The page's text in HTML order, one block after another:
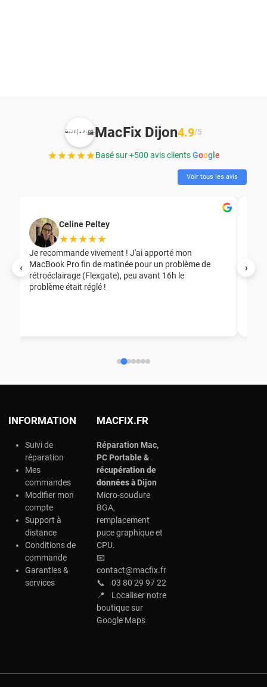
‹ ›
MacFix Dijon4.9/5
★★★★★Basé sur +500 avis clientsGoog e
Voir tous les avis
Celine Peltey
★★★★★
Je recommande vivement ! J'ai apporté mon
MacBook Pro fin de matinée pour un problème de
rétroéclairage (Flexgate), peu avant 16h le
problème était réglé !
INFORMATION
Suivi de
réparation
Mes
commandes
Modifier mon
compte
Support à
distance
Conditions de
commande
Garanties &
services
MACFIX.FR
Réparation Mac,
PC Portable &
récupération de
données àDijon
Micro-soudure
BGA,
remplacement
puce graphique et
CPU.
📧
contact@macfix.fr
📞
03 80 29 97 22
📍
Localiser notre
boutique sur
Google Maps